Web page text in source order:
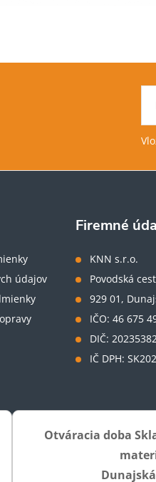
údajov
Firemné
KNN s.r.o.
Povodská
929 01,
IČO: 46 675
DIČ:
IČ DPH:
Otváracia doba